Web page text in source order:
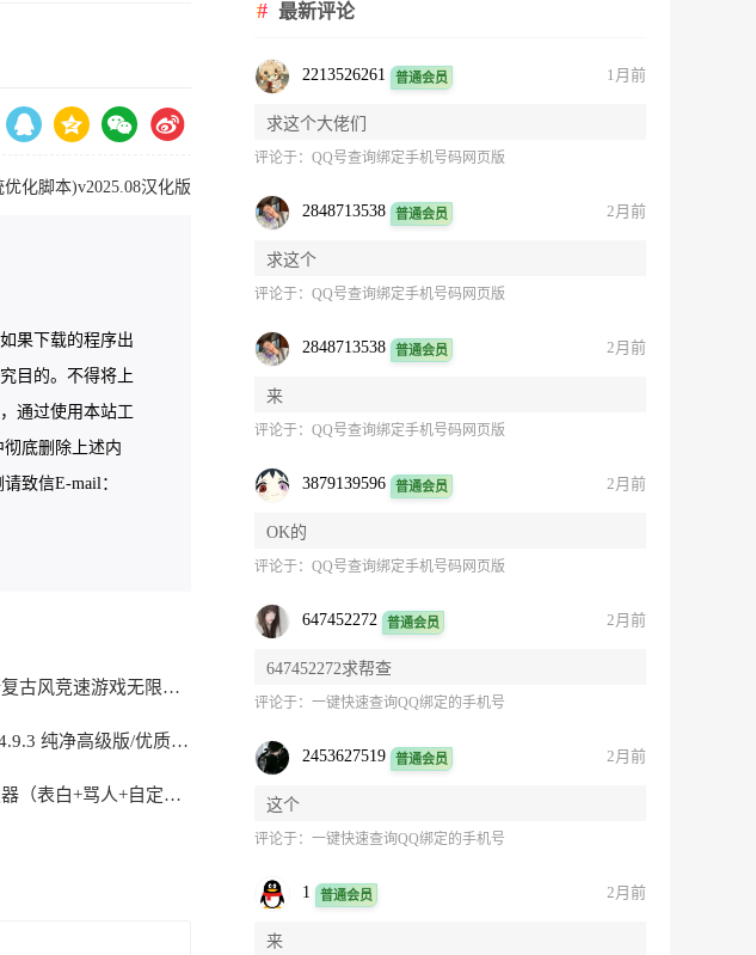
优化脚本)v2025.08汉化版
果下载的程序出
目的。不得将上
通过使用本站工
底删除上述内
致信E-mail：
风竞速游戏无限金钱破解版
纯净高级版/优质4K壁纸下载
（表白+骂人+自定义）
最新评论
2213526261 普通会员 1月前
求这个大佬们
评论于：QQ号查询绑定手机号码网页版
2848713538 普通会员 2月前
求这个
评论于：QQ号查询绑定手机号码网页版
2848713538 普通会员 2月前
来
评论于：QQ号查询绑定手机号码网页版
3879139596 普通会员 2月前
OK的
评论于：QQ号查询绑定手机号码网页版
647452272 普通会员 2月前
647452272求帮查
评论于：一键快速查询QQ绑定的手机号
2453627519 普通会员 2月前
这个
评论于：一键快速查询QQ绑定的手机号
1 普通会员 2月前
来